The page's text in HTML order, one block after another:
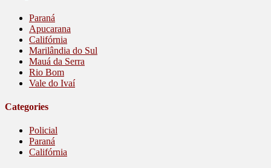
Paraná
Apucarana
Califórnia
Marilândia do Sul
Mauá da Serra
Rio Bom
Vale do Ivaí
Categories
Policial
Paraná
Califórnia